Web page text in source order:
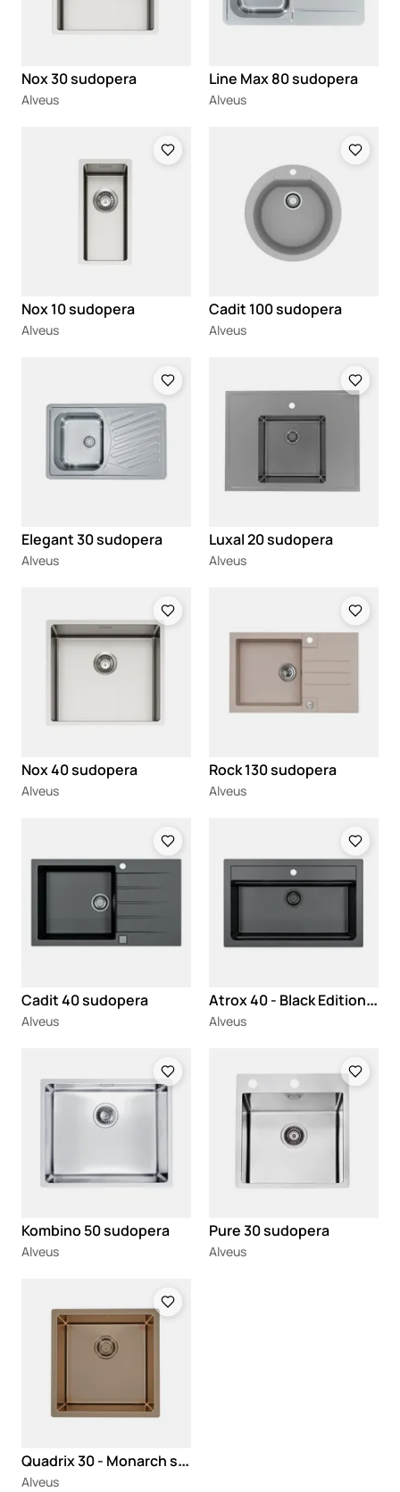
Nox 30 sudopera
Alveus
Line Max 80 sudopera
Alveus
Nox 10 sudopera
Alveus
Cadit 100 sudopera
Alveus
Elegant 30 sudopera
Alveus
Luxal 20 sudopera
Alveus
Nox 40 sudopera
Alveus
Rock 130 sudopera
Alveus
Cadit 40 sudopera
Alveus
A
trox 40 - Black Edition sudopera
Alveus
Kombino 50 sudopera
Alveus
Pure 30 sudopera
Alveus
Q
uadrix 30 - Monarch sudopera
Alveus